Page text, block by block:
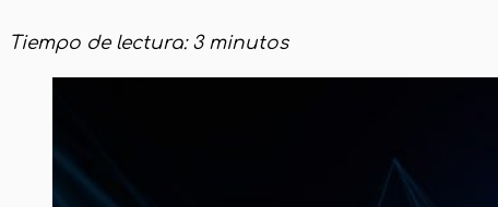
Tiempo de lectura: 3 minutos